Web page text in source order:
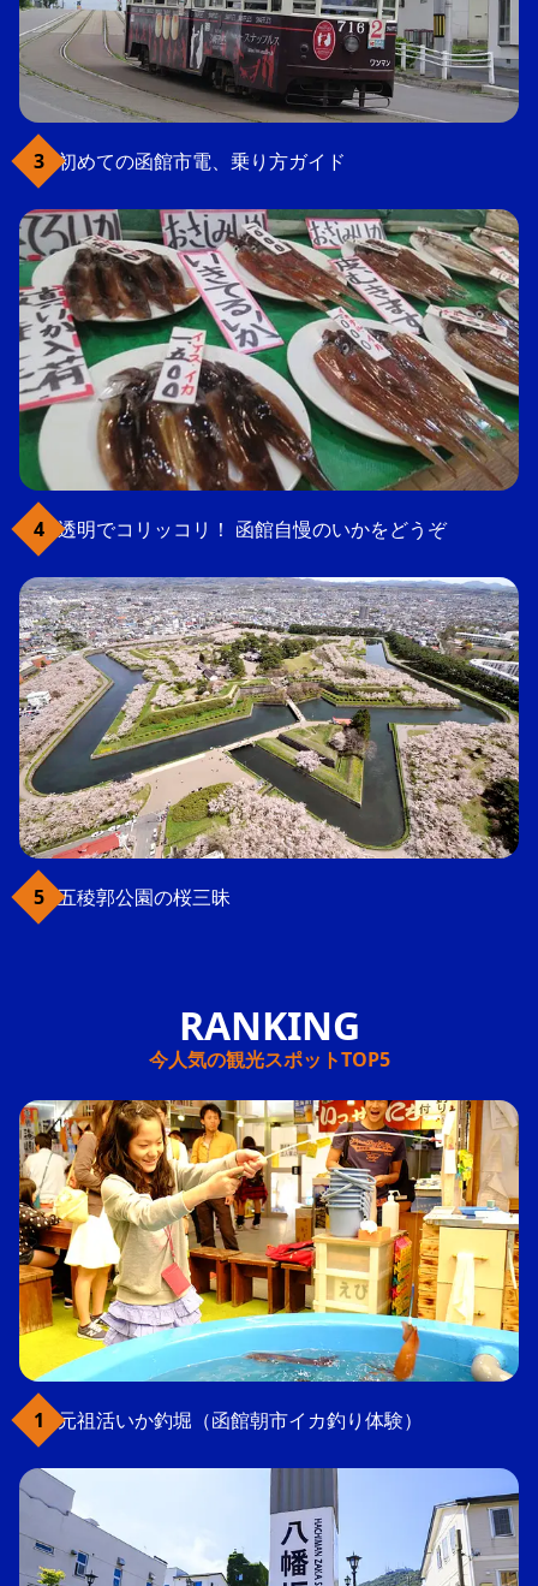
初めての函館市電、乗り方ガイド
透明でコリッコリ！ 函館自慢のいかをどうぞ
五稜郭公園の桜三昧
今人気の観光スポットTOP5
元祖活いか釣堀（函館朝市イカ釣り体験）